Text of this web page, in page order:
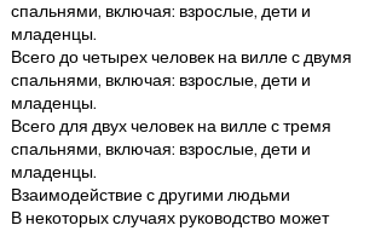
спальнями, включая: взрослые, дети и
младенцы.
Всего до четырех человек на вилле с двумя
спальнями, включая: взрослые, дети и
младенцы.
Всего для двух человек на вилле с тремя
спальнями, включая: взрослые, дети и
младенцы.
Взаимодействие с другими людьми
В некоторых случаях руководство может